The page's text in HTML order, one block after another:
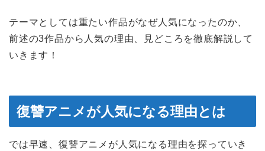
テーマとしては重たい作品がなぜ人気になったのか、
前述の3作品から人気の理由、見どころを徹底解説して
いきます！
復讐アニメが人気になる理由とは
では早速、復讐アニメが人気になる理由を探っていき